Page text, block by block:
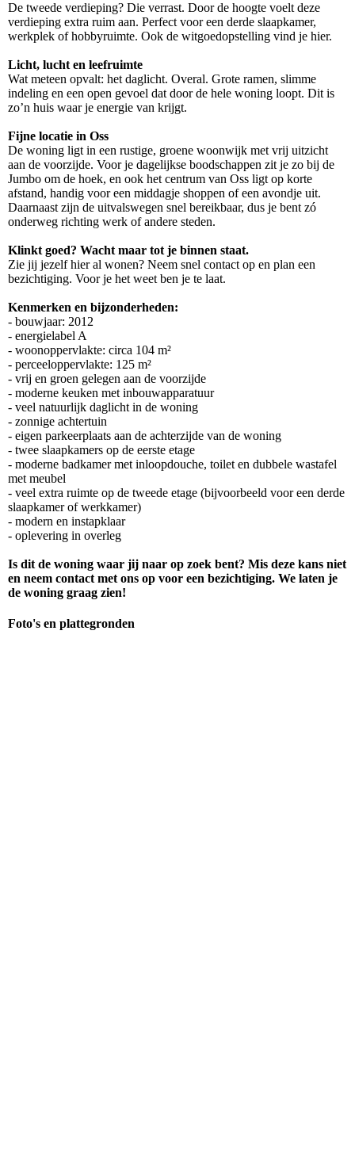
De tweede verdieping? Die verrast. Door de hoogte voelt deze
verdieping extra ruim aan. Perfect voor een derde slaapkamer,
werkplek of hobbyruimte. Ook de witgoedopstelling vind je hier.
Licht, lucht en leefruimte
Wat meteen opvalt: het daglicht. Overal. Grote ramen, slimme
indeling en een open gevoel dat door de hele woning loopt. Dit is
zo’n huis waar je energie van krijgt.
Fijne locatie in Oss
De woning ligt in een rustige, groene woonwijk met vrij uitzicht
aan de voorzijde. Voor je dagelijkse boodschappen zit je zo bij de
Jumbo om de hoek, en ook het centrum van Oss ligt op korte
afstand, handig voor een middagje shoppen of een avondje uit.
Daarnaast zijn de uitvalswegen snel bereikbaar, dus je bent zó
onderweg richting werk of andere steden.
Klinkt goed? Wacht maar tot je binnen staat.
Zie jij jezelf hier al wonen? Neem snel contact op en plan een
bezichtiging. Voor je het weet ben je te laat.
Kenmerken en bijzonderheden:
- bouwjaar: 2012
- energielabel A
- woonoppervlakte: circa 104 m²
- perceeloppervlakte: 125 m²
- vrij en groen gelegen aan de voorzijde
- moderne keuken met inbouwapparatuur
- veel natuurlijk daglicht in de woning
- zonnige achtertuin
- eigen parkeerplaats aan de achterzijde van de woning
- twee slaapkamers op de eerste etage
- moderne badkamer met inloopdouche, toilet en dubbele wastafel
met meubel
- veel extra ruimte op de tweede etage (bijvoorbeeld voor een derde
slaapkamer of werkkamer)
- modern en instapklaar
- oplevering in overleg
Is dit de woning waar jij naar op zoek bent? Mis deze kans niet
en neem contact met ons op voor een bezichtiging. We laten je
de woning graag zien!
Foto's en plattegronden